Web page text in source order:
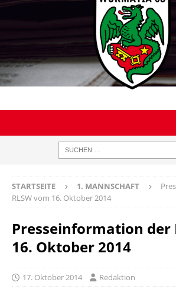
STARTSEITE 1. MANNSCHAFT
RLSW vom 16. Oktober 2014
Presseinformation der
16. Oktober 2014
17. Oktober 2014 Redaktion